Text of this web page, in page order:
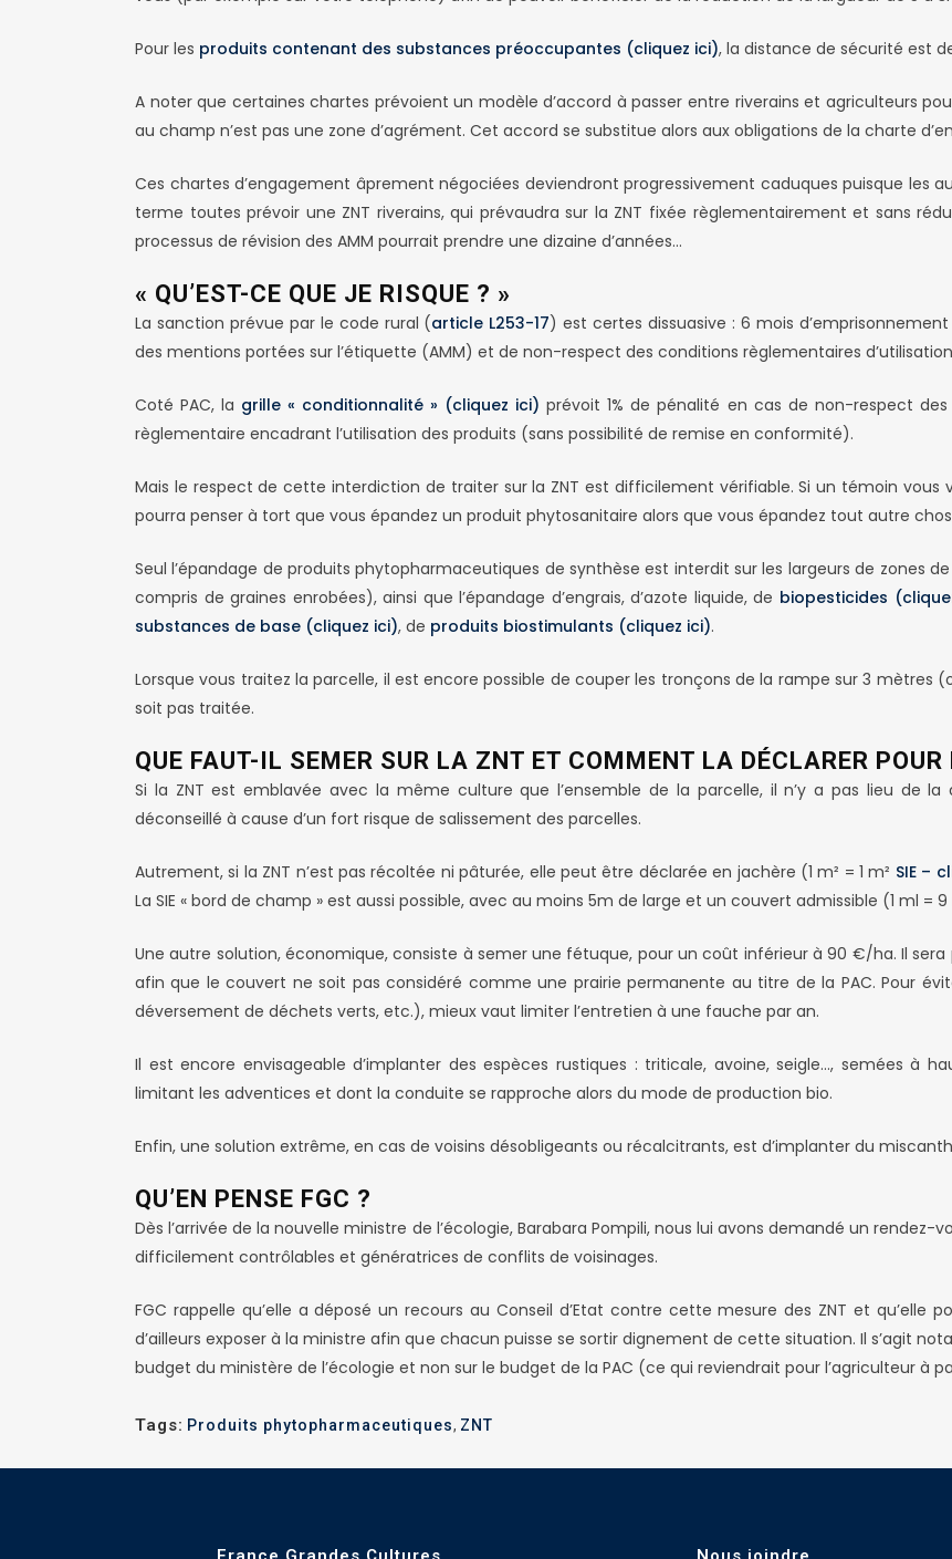
Pour les produits contenant des substances préoccupantes (cliquez ici), la distance de sécurité est
A noter que certaines chartes prévoient un modèle d’accord à passer entre riverains et agriculteurs
au champ n’est pas une zone d’agrément. Cet accord se substitue alors aux obligations de la charte
Ces chartes d’engagement âprement négociées deviendront progressivement caduques puisque les
terme toutes prévoir une ZNT riverains, qui prévaudra sur la ZNT fixée règlementairement et sans
processus de révision des AMM pourrait prendre une dizaine d’années…
« QU’EST-CE QUE JE RISQUE ? »
La sanction prévue par le code rural (article L253-17) est certes dissuasive : 6 mois
des mentions portées sur l’étiquette (AMM) et de non-respect des conditions règlementaires
Coté PAC, la grille « conditionnalité » (cliquez ici) prévoit 1% de pénalité en cas de non-respect
règlementaire encadrant l’utilisation des produits (sans possibilité de remise en conformité).
Mais le respect de cette interdiction de traiter sur la ZNT est difficilement vérifiable. Si un témoin
pourra penser à tort que vous épandez un produit phytosanitaire alors que vous épandez tout autre
Seul l’épandage de produits phytopharmaceutiques de synthèse est interdit sur les largeurs de zones
compris de graines enrobées), ainsi que l’épandage d’engrais, d’azote liquide, de biopesticides
substances de base (cliquez ici), de produits biostimulants (cliquez ici).
Lorsque vous traitez la parcelle, il est encore possible de couper les tronçons de la rampe sur 3 mètres
soit pas traitée.
QUE FAUT-IL SEMER SUR LA ZNT ET COMMENT LA DÉCLARER POUR
Si la ZNT est emblavée avec la même culture que l’ensemble de la parcelle, il n’y a pas lieu de
déconseillé à cause d’un fort risque de salissement des parcelles.
Autrement, si la ZNT n’est pas récoltée ni pâturée, elle peut être déclarée en jachère (1 m² = 1 m² SIE –
La SIE « bord de champ » est aussi possible, avec au moins 5m de large et un couvert admissible (1 ml = 9
Une autre solution, économique, consiste à semer une fétuque, pour un coût inférieur à 90 €/ha. Il
afin que le couvert ne soit pas considéré comme une prairie permanente au titre de la PAC. Pour
déversement de déchets verts, etc.), mieux vaut limiter l’entretien à une fauche par an.
Il est encore envisageable d’implanter des espèces rustiques : triticale, avoine, seigle…, semées à
limitant les adventices et dont la conduite se rapproche alors du mode de production bio.
Enfin, une solution extrême, en cas de voisins désobligeants ou récalcitrants, est d’implanter du
QU’EN PENSE FGC ?
Dès l’arrivée de la nouvelle ministre de l’écologie, Barabara Pompili, nous lui avons demandé un rendez-
difficilement contrôlables et génératrices de conflits de voisinages.
FGC rappelle qu’elle a déposé un recours au Conseil d’Etat contre cette mesure des ZNT et qu’elle
d’ailleurs exposer à la ministre afin que chacun puisse se sortir dignement de cette situation. Il s’agit
budget du ministère de l’écologie et non sur le budget de la PAC (ce qui reviendrait pour l’agriculteur à
Tags: Produits phytopharmaceutiques, ZNT